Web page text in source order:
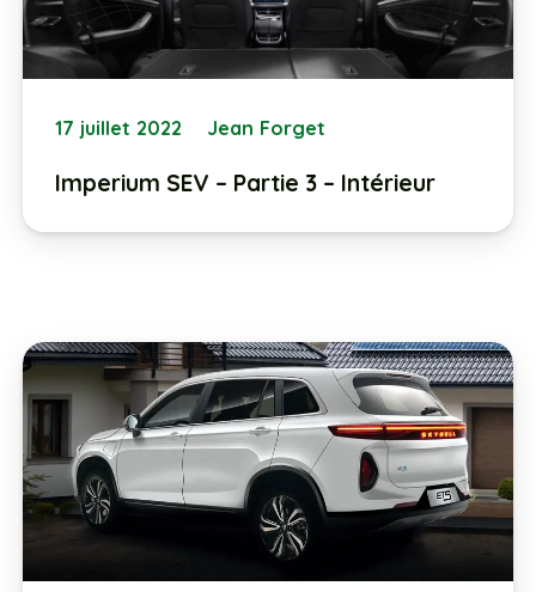
17 juillet 2022 Jean Forget
Imperium SEV – Partie 3 – Intérieur